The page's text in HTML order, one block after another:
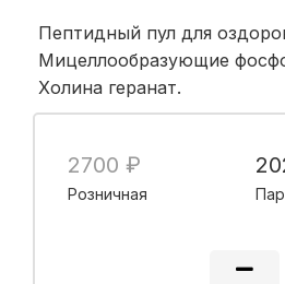
Пептидный пул для
Мицеллообразующие
Холина геранат.
2700 ₽
Розничная